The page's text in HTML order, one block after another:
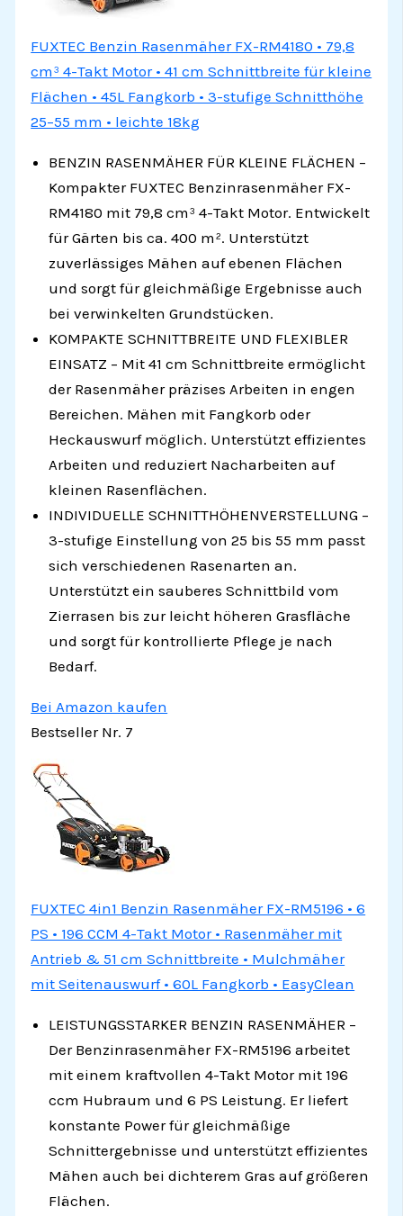
FUXTEC Benzin Rasenmäher FX-RM4180 • 79,8
cm³ 4-Takt Motor • 41 cm Schnittbreite für kleine
Flächen • 45L Fangkorb • 3-stufige Schnitthöhe
25–55 mm • leichte 18kg
BENZIN RASENMÄHER FÜR KLEINE FLÄCHEN –
Kompakter FUXTEC Benzinrasenmäher FX-
RM4180 mit 79,8 cm³ 4-Takt Motor. Entwickelt
für Gärten bis ca. 400 m². Unterstützt
zuverlässiges Mähen auf ebenen Flächen
und sorgt für gleichmäßige Ergebnisse auch
bei verwinkelten Grundstücken.
KOMPAKTE SCHNITTBREITE UND FLEXIBLER
EINSATZ – Mit 41 cm Schnittbreite ermöglicht
der Rasenmäher präzises Arbeiten in engen
Bereichen. Mähen mit Fangkorb oder
Heckauswurf möglich. Unterstützt effizientes
Arbeiten und reduziert Nacharbeiten auf
kleinen Rasenflächen.
INDIVIDUELLE SCHNITTHÖHENVERSTELLUNG –
3-stufige Einstellung von 25 bis 55 mm passt
sich verschiedenen Rasenarten an.
Unterstützt ein sauberes Schnittbild vom
Zierrasen bis zur leicht höheren Grasfläche
und sorgt für kontrollierte Pflege je nach
Bedarf.
Bei Amazon kaufen
Bestseller Nr. 7
FUXTEC 4in1 Benzin Rasenmäher FX-RM5196 • 6
PS • 196 CCM 4-Takt Motor • Rasenmäher mit
Antrieb & 51 cm Schnittbreite • Mulchmäher
mit Seitenauswurf • 60L Fangkorb • EasyClean
LEISTUNGSSTARKER BENZIN RASENMÄHER –
Der Benzinrasenmäher FX-RM5196 arbeitet
mit einem kraftvollen 4-Takt Motor mit 196
ccm Hubraum und 6 PS Leistung. Er liefert
konstante Power für gleichmäßige
Schnittergebnisse und unterstützt effizientes
Mähen auch bei dichterem Gras auf größeren
Flächen.